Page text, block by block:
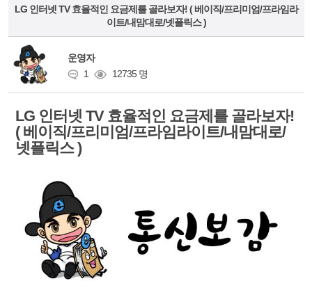
LG 인터넷 TV 효율적인 요금제를 골라보자! ( 베이직/프리미엄/프라임라
이트/내맘대로/넷플릭스 )
운영자
1
12735 명
LG 인터넷 TV 효율적인 요금제를 골라보자!
( 베이직/프리미엄/프라임라이트/내맘대로/
넷플릭스 )